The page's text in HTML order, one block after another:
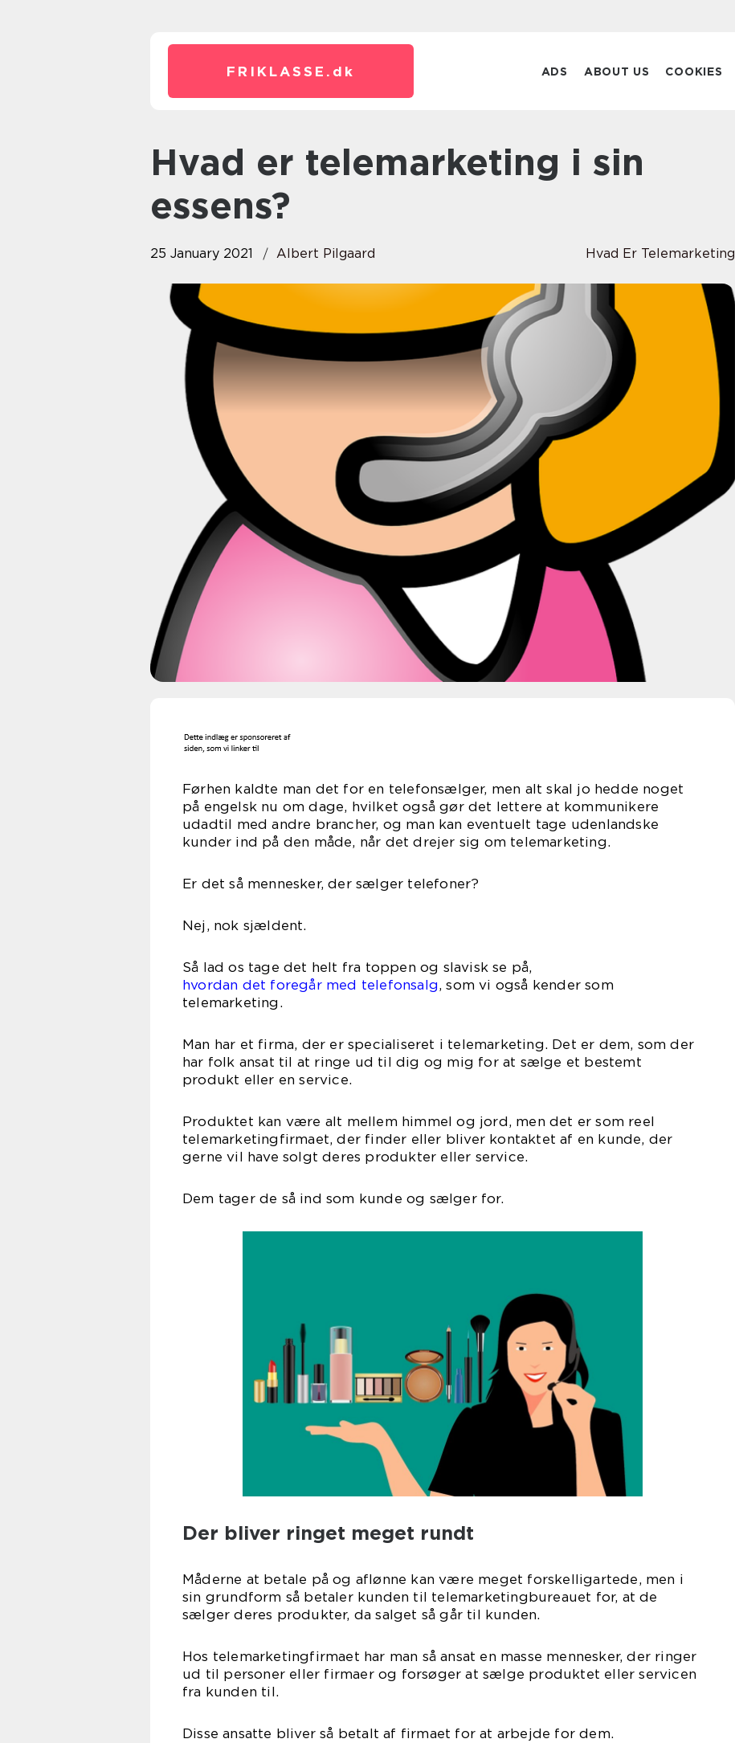
FRIKLASSE. dk ADS ABOUT US COOKIES
Hvad er telemarketing i sin
essens?
25 January 2021 Albert Pilgaard Hvad Er Telemarketing
Førhen kaldte man det for en telefonsælger, men alt skal jo hedde noget
på engelsk nu om dage, hvilket også gør det lettere at kommunikere
udadtil med andre brancher, og man kan eventuelt tage udenlandske
kunder ind på den måde, når det drejer sig om telemarketing.
Er det så mennesker, der sælger telefoner?
Nej, nok sjældent.
Så lad os tage det helt fra toppen og slavisk se på,
hvordan det foregår med telefonsalg, som vi også kender som
telemarketing.
Man har et firma, der er specialiseret i telemarketing. Det er dem, som der
har folk ansat til at ringe ud til dig og mig for at sælge et bestemt
produkt eller en service.
Produktet kan være alt mellem himmel og jord, men det er som reel
telemarketingfirmaet, der finder eller bliver kontaktet af en kunde, der
gerne vil have solgt deres produkter eller service.
Dem tager de så ind som kunde og sælger for.
Der bliver ringet meget rundt
Måderne at betale på og aflønne kan være meget forskelligartede, men i
sin grundform så betaler kunden til telemarketingbureauet for, at de
sælger deres produkter, da salget så går til kunden.
Hos telemarketingfirmaet har man så ansat en masse mennesker, der ringer
ud til personer eller firmaer og forsøger at sælge produktet eller servicen
fra kunden til.
Disse ansatte bliver så betalt af firmaet for at arbejde for dem.